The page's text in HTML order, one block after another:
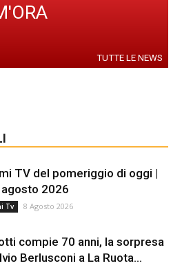
TUTTE LE NEWS
TV del pomeriggio di oggi |
2026
Tv 8 Agosto 2026
compie 70 anni, la sorpresa
Berlusconi a La Ruota...